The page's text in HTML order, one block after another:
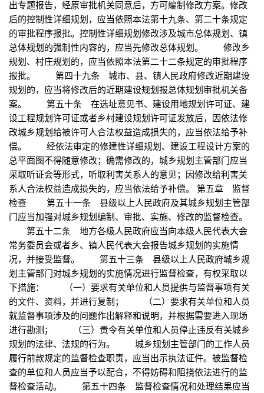
出专题报告，经原审批机关同意后，方可编制修改方案。修改
后的控制性详细规划，应当依照本法第十九条、第二十条规定
的审批程序报批。控制性详细规划修改涉及城市总体规划、镇
总体规划的强制性内容的，应当先修改总体规划。 修改乡
规划、村庄规划的，应当依照本法第二十二条规定的审批程序
报批。 第四十九条 城市、县、镇人民政府修改近期建设
规划的，应当将修改后的近期建设规划报总体规划审批机关备
案。 第五十条 在选址意见书、建设用地规划许可证、建
设工程规划许可证或者乡村建设规划许可证发放后，因依法修
改城乡规划给被许可人合法权益造成损失的，应当依法给予补
偿。 经依法审定的修建性详细规划、建设工程设计方案的
总平面图不得随意修改；确需修改的，城乡规划主管部门应当
采取听证会等形式，听取利害关系人的意见；因修改给利害关
系人合法权益造成损失的，应当依法给予补偿。 第五章 监督
检查 第五十一条 县级以上人民政府及其城乡规划主管部
门应当加强对城乡规划编制、审批、实施、修改的监督检查。
第五十二条 地方各级人民政府应当向本级人民代表大会
常务委员会或者乡、镇人民代表大会报告城乡规划的实施情
况，并接受监督。 第五十三条 县级以上人民政府城乡规
划主管部门对城乡规划的实施情况进行监督检查，有权采取以
下措施： （一）要求有关单位和人员提供与监督事项有关
的文件、资料，并进行复制； （二）要求有关单位和人员
就监督事项涉及的问题作出解释和说明，并根据需要进入现场
进行勘测； （三）责令有关单位和人员停止违反有关城乡
规划的法律、法规的行为。 城乡规划主管部门的工作人员
履行前款规定的监督检查职责，应当出示执法证件。被监督检
查的单位和人员应当予以配合，不得妨碍和阻挠依法进行的监
督检查活动。 第五十四条 监督检查情况和处理结果应当